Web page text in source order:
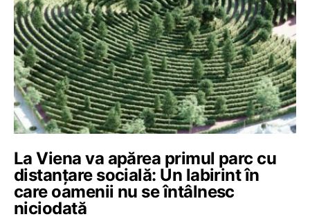
La Viena va apărea primul parc cu
distanţare socială: Un labirint în
care oamenii nu se întâlnesc
niciodată